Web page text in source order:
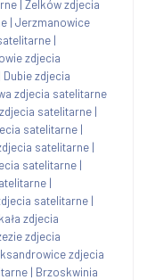
Zelków zdjecia
| Jerzmanowice
|
zdjecia
Dubie zdjecia
zdjecia satelitarne
satelitarne |
satelitarne |
satelitarne |
satelitarne |
|
satelitarne |
zdjecia
zdjecia
zdjecia
| Brzoskwinia